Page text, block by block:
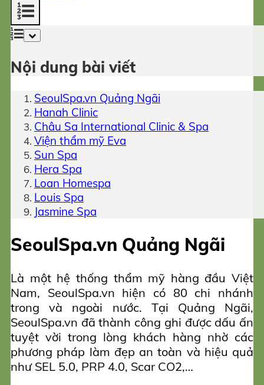
Nội dung bài viết
SeoulSpa.vn Quảng Ngãi
Hanah Clinic
Châu Sa International Clinic & Spa
Viện thẩm mỹ Eva
Sun Spa
Hera Spa
Loan Homespa
Louis Spa
Jasmine Spa
SeoulSpa.vn Quảng Ngãi
Là một hệ thống thẩm mỹ hàng đầu Việt
Nam, SeoulSpa.vn hiện có 80 chi nhánh
trong và ngoài nước. Tại Quảng Ngãi,
SeoulSpa.vn đã thành công ghi được dấu ấn
tuyệt vời trong lòng khách hàng nhờ các
phương pháp làm đẹp an toàn và hiệu quả
như SEL 5.0, PRP 4.0, Scar CO2,…